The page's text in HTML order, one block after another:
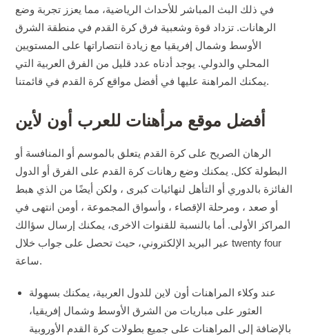
في ذلك البث المباشر للأحداث الرياضية، مما يعزز تجربة وضع
الرهانات. تزداد قوة وشعبية فرق كرة القدم في منطقة الشرق
الأوسط وشمال إفريقيا مع زيادة انتصاراتها على المستويين
المحلي والدولي. يوجد أدناه عدد قليل من الفرق العربية التي
يمكنك المراهنة عليها في أفضل مواقع كرة القدم في قائمتنا.
أفضل موقع مرأهنات للعرب أون لأين
الرهان الصريح على كرة القدم يتعلق بالموسم أو المنافسة أو
البطولة ككل. يمكنك وضع رهانات كرة القدم على الفرق أو الدول
الفائزة بالدوري أو التأهل لنهائيات كبرى ، ولكن أيضًا من الذي هبط
أو صعد ، ومرحلة الإقصاء ، وأسواق المجموعة ، أومن انتهى في
المراكز الأولى. أما بالنسبة للقنوات الاخرى، يمكنك إرسال سؤالك
عبر البريد الإلكتروني، حيث تحصل على جواب خلال twenty four
ساعة.
عند وكلاء المراهنات أون لاين للدول العربية، يمكنك بسهولة
العثور على مباريات من الشرق الأوسط وشمال إفريقيا،
بالإضافة إلى المراهنات على جميع بطولات كرة القدم الأوروبية